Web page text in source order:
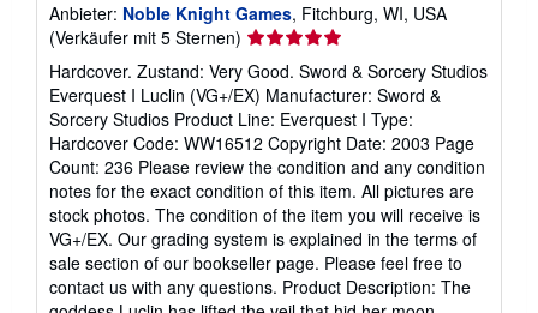
e
r
a
n
d
k
o
s
t
e
n
Anbieter: Noble Knight Games, Fitchburg, WI, USA
(Verkäufer mit 5 Sternen) Verkäuferbewertung
5
von
5
Sternen
Hardcover. Zustand: Very Good. Sword & Sorcery Studios
Everquest I Luclin (VG+/EX) Manufacturer: Sword &
Sorcery Studios Product Line: Everquest I Type:
Hardcover Code: WW16512 Copyright Date: 2003 Page
Count: 236 Please review the condition and any condition
notes for the exact condition of this item. All pictures are
stock photos. The condition of the item you will receive is
VG+/EX. Our grading system is explained in the terms of
sale section of our bookseller page. Please feel free to
contact us with any questions. Product Description: The